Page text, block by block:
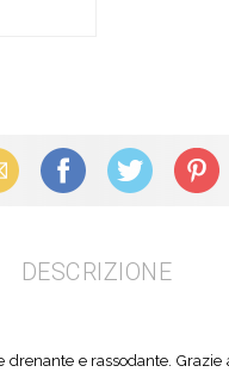
Facebook X (Twitter) Pinterest
DESCRIZIONE
e rassodante.